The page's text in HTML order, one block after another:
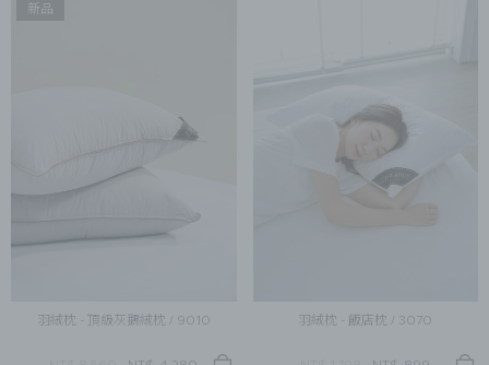
新品
羽絨枕 - 頂級灰鵝絨枕 / 9010 羽絨枕 - 飯店枕 / 3070